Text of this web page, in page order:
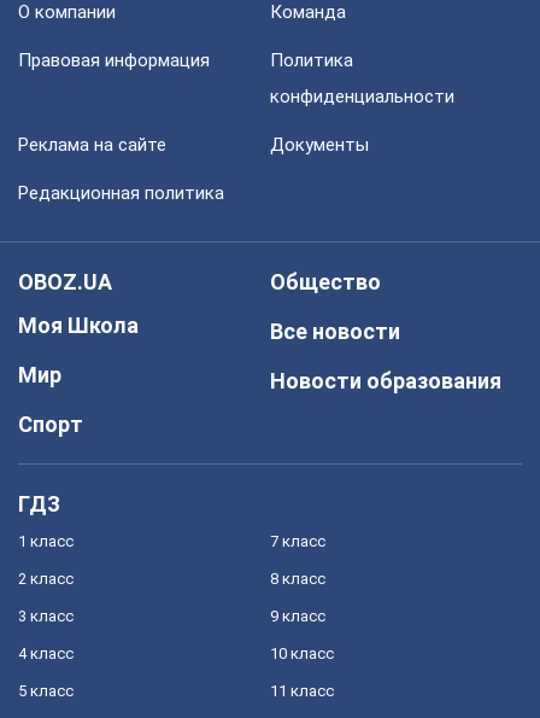
О компании Команда
Правовая информация
Политика
конфиденциальности
Реклама на сайте Документы
Редакционная политика
OBOZ.UA
Моя Школа
Мир
Спорт
Общество
Все новости
Новости образования
ГДЗ
1 класс
2 класс
3 класс
4 класс
5 класс
7 класс
8 класс
9 класс
10 класс
11 класс